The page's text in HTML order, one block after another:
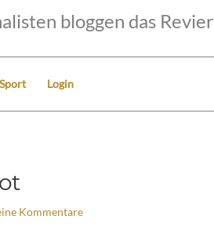
bloggen das Revier
Sport Login
Kommentare